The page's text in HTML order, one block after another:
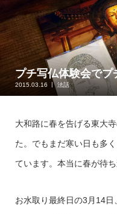
プチ写仏体験会で
2015.03.16 法話
大和路に春を告げる東大
た。でもまだ寒い日も多
ています。本当に春が待ち
お水取り最終日の3月14